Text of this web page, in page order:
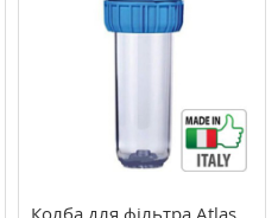
Колба для фільтра Atlas